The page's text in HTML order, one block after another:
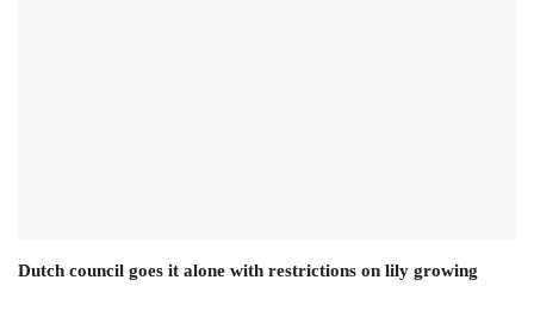
Dutch council goes it alone with restrictions on lily growing